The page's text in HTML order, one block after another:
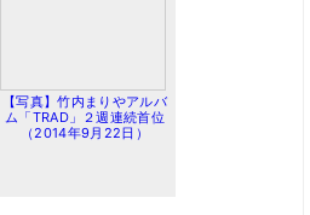
【写真】竹内まりやアルバ
ム「TRAD」２週連続首位
（2014年9月22日）